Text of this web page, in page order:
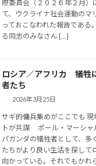
際委員会（２０２６年２月）
て、ウクライナ社会運動のマ
っておこなわれた報告であ
る同志のみなさん […]
ロシア／アフリカ 犠牲
者たち
2026年3月25日
サギ的傭兵集めがここでも 現
トが共謀 ポール・マーシ
パガンダの犠牲者として、多
たちがより良い生活を探して
向かっている。それでもかれ